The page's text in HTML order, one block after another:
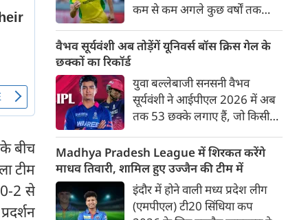
बीच
टीम
2 से
कम से कम अगले कुछ वर्षों तक
प्राथमिकता होगी। यह बयान उस चर्चा
के बीच आया है, जिसमें कहा जा रहा
है कि ऑस्ट्रेलिया के कुछ बड़े खिलाड़ी
IPL से आगे बढ़कर अन्य फ्रेंचाइजी
क्रिकेट खेलने के लिए राष्ट्रीय टीम से
दूरी बना सकते हैं।
वैभव सूर्यवंशी अब तोड़ेंगें यूनिवर्स बॉस क्रिस गेल के
छक्कों का रिकॉर्ड
युवा बल्लेबाजी सनसनी वैभव
सूर्यवंशी ने आईपीएल 2026 में अब
तक 53 छक्के लगाए हैं, जो किसी
टूर्नामेंट में दूसरे सबसे ज़्यादा हैं। सबसे
ज़्यादा 59 छक्के क्रिस गेल ने
आईपीएल 2012 में लगाए थे।
सूर्यवंशी की नज़रें अब गेल के रिकॉर्ड
पर होंगी।
Madhya Pradesh League में शिरकत करेंगे
माधव तिवारी, शामिल हुए उज्जैन की टीम में
इंदौर में होने वाली मध्य प्रदेश लीग
(एमपीएल) टी20 सिंधिया कप